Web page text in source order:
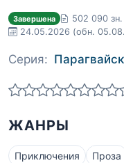
Завершена
502 090
24.05.2026 (обн.
Серия:
ЖАНРЫ
Приключения Проза